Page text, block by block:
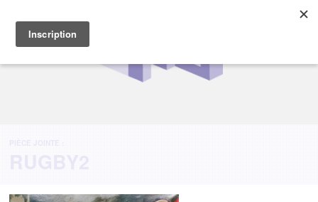
PIÈCE JOINTE :
RUGBY2